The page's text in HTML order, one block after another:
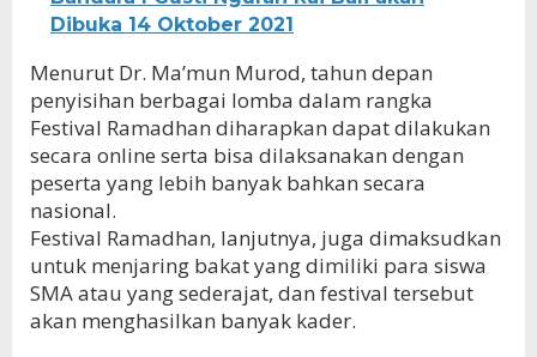
Dibuka 14 Oktober 2021
Menurut Dr. Ma’mun Murod, tahun depan
penyisihan berbagai lomba dalam rangka
Festival Ramadhan diharapkan dapat dilakukan
secara online serta bisa dilaksanakan dengan
peserta yang lebih banyak bahkan secara
nasional.
Festival Ramadhan, lanjutnya, juga dimaksudkan
untuk menjaring bakat yang dimiliki para siswa
SMA atau yang sederajat, dan festival tersebut
akan menghasilkan banyak kader.